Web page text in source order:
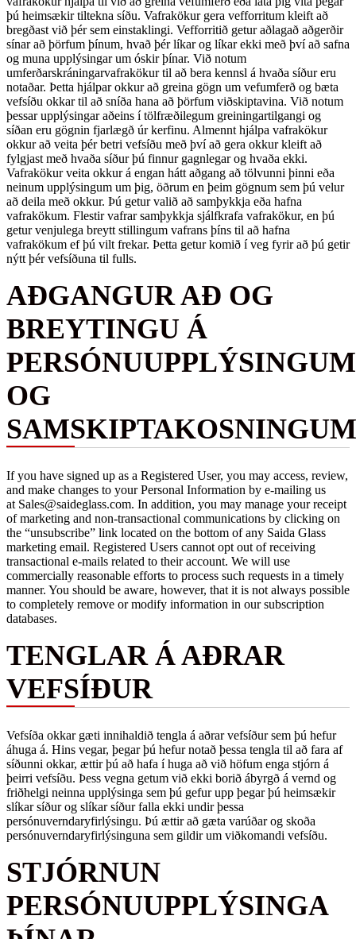
þú heimsækir tiltekna síðu. Vafrakökur gera vefforritum kleift að
bregðast við þér sem einstaklingi. Vefforritið getur aðlagað aðgerðir
sínar að þörfum þínum, hvað þér líkar og líkar ekki með því að safna
og muna upplýsingar um óskir þínar. Við notum
umferðarskráningarvafrakökur til að bera kennsl á hvaða síður eru
notaðar. Þetta hjálpar okkur að greina gögn um vefumferð og bæta
vefsíðu okkar til að sníða hana að þörfum viðskiptavina. Við notum
þessar upplýsingar aðeins í tölfræðilegum greiningartilgangi og
síðan eru gögnin fjarlægð úr kerfinu. Almennt hjálpa vafrakökur
okkur að veita þér betri vefsíðu með því að gera okkur kleift að
fylgjast með hvaða síður þú finnur gagnlegar og hvaða ekki.
Vafrakökur veita okkur á engan hátt aðgang að tölvunni þinni eða
neinum upplýsingum um þig, öðrum en þeim gögnum sem þú velur
að deila með okkur. Þú getur valið að samþykkja eða hafna
vafrakökum. Flestir vafrar samþykkja sjálfkrafa vafrakökur, en þú
getur venjulega breytt stillingum vafrans þíns til að hafna
vafrakökum ef þú vilt frekar. Þetta getur komið í veg fyrir að þú getir
nýtt þér vefsíðuna til fulls.
AÐGANGUR AÐ OG
BREYTINGU Á
PERSÓNUUPPLÝSINGUM
OG
SAMSKIPTAKOSNINGUM
If you have signed up as a Registered User, you may access, review,
and make changes to your Personal Information by e-mailing us
at Sales@saideglass.com. In addition, you may manage your receipt
of marketing and non-transactional communications by clicking on
the “unsubscribe” link located on the bottom of any Saida Glass
marketing email. Registered Users cannot opt out of receiving
transactional e-mails related to their account. We will use
commercially reasonable efforts to process such requests in a timely
manner. You should be aware, however, that it is not always possible
to completely remove or modify information in our subscription
databases.
TENGLAR Á AÐRAR
VEFSÍÐUR
Vefsíða okkar gæti innihaldið tengla á aðrar vefsíður sem þú hefur
áhuga á. Hins vegar, þegar þú hefur notað þessa tengla til að fara af
síðunni okkar, ættir þú að hafa í huga að við höfum enga stjórn á
þeirri vefsíðu. Þess vegna getum við ekki borið ábyrgð á vernd og
friðhelgi neinna upplýsinga sem þú gefur upp þegar þú heimsækir
slíkar síður og slíkar síður falla ekki undir þessa
persónuverndaryfirlýsingu. Þú ættir að gæta varúðar og skoða
persónuverndaryfirlýsinguna sem gildir um viðkomandi vefsíðu.
STJÓRNUN
PERSÓNUUPPLÝSINGA